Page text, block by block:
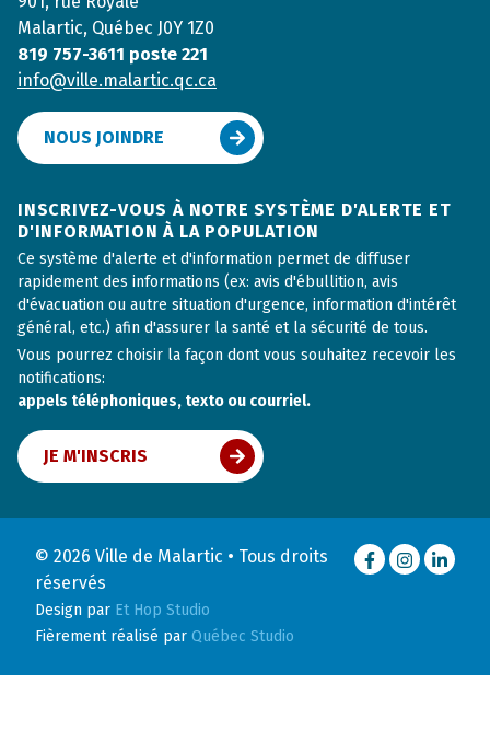
Malartic, Québec J0Y 1Z0
819 757-3611 poste 221
info@ville.malartic.qc.ca
NOUS JOINDRE
INSCRIVEZ-VOUS À NOTRE SYSTÈME D'ALERTE ET
D'INFORMATION À LA POPULATION
Ce système d'alerte et d'information permet de diffuser
rapidement des informations (ex: avis d'ébullition, avis
d'évacuation ou autre situation d'urgence, information d'intérêt
général, etc.) afin d'assurer la santé et la sécurité de tous.
Vous pourrez choisir la façon dont vous souhaitez recevoir les
notifications:
appels téléphoniques, texto ou courriel.
JE M'INSCRIS
© 2026 Ville de Malartic • Tous droits
réservés
Design par Et Hop Studio
Fièrement réalisé par Québec Studio
Facebook
Instagram